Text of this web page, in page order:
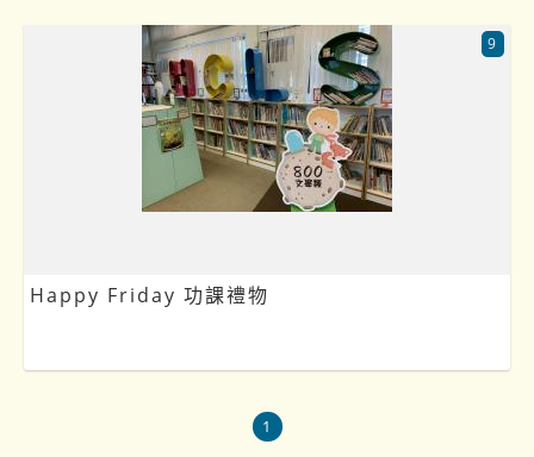
Happy Friday 功課禮物
9
1